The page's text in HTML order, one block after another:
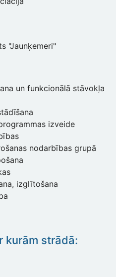
"Jaunķemeri"
un funkcionālā stāvokļa
izveide
nodarbības grupā
izglītošana
kurām strādā: